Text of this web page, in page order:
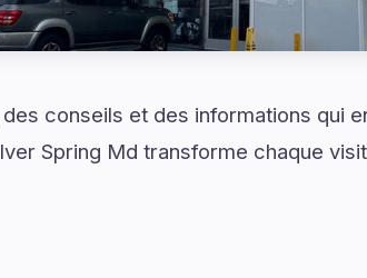
conseils et des informations qui
Spring Md transforme chaque